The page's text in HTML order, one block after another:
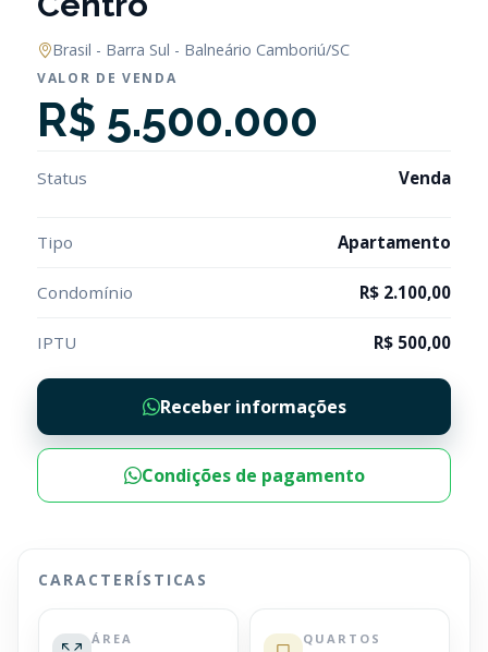
Brasil - Barra Sul - Balneário Camboriú/SC
VALOR DE VENDA
R$ 5.500.000
Status Venda
Tipo Apartamento
Condomínio R$ 2.100,00
IPTU R$ 500,00
Receber informações
Condições de pagamento
CARACTERÍSTICAS
ÁREA QUARTOS